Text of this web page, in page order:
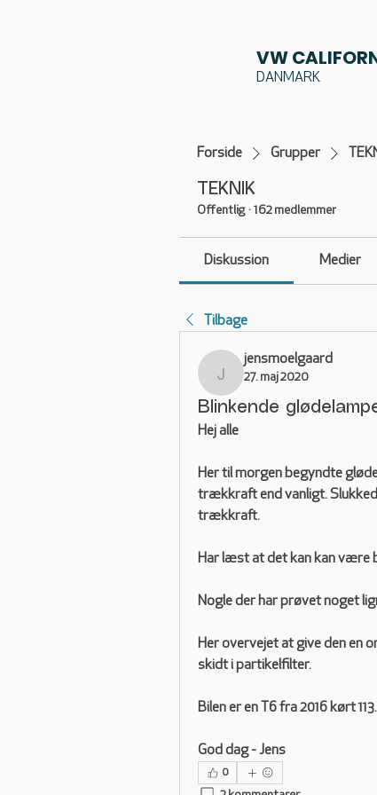
VW
DANMARK
Forside Grupper
TEKNIK
Offentlig · 162 medlemmer
Diskussion Medier
Tilbage
jensmoelgaard
jensmoelgaard
27. maj 2020
Blinkende
Hej alle
Her til morgen begyndte
trækkraft end vanligt.
trækkraft.
Har læst at det kan kan være
Nogle der har prøvet noget
Her overvejet at give den en
skidt i partikelfilter.
Bilen er en T6 fra 2016 kørt
God dag - Jens
0